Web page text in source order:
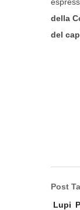
della
del
Post
Lupi